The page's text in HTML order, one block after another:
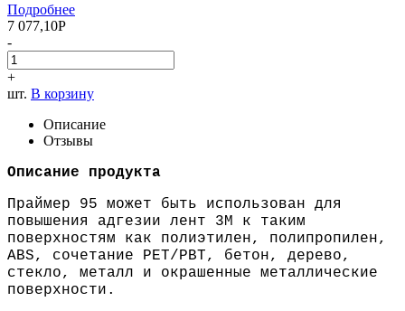
Подробнее
7 077,10Р
-
+
шт. В корзину
Описание
Отзывы
Описание продукта
Праймер 95 может быть использован для
повышения адгезии лент 3М к таким
поверхностям как полиэтилен, полипропилен,
ABS, сочетание PET/PBT, бетон, дерево,
стекло, металл и окрашенные металлические
поверхности.